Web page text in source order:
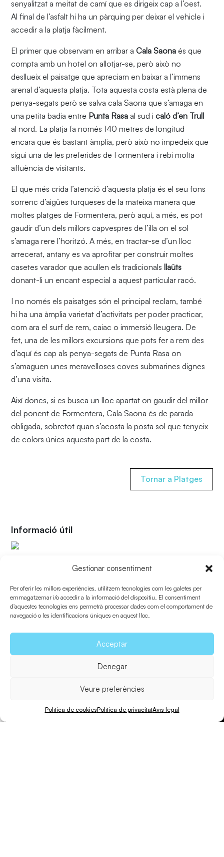
Gestionar consentiment
Per oferir les millors experiències, utilitzem tecnologies com les galetes per
emmagatzemar i/o accedir a la informació del dispositiu. El consentiment
d'aquestes tecnologies ens permetrà processar dades com el comportament de
navegació o les identificacions úniques en aquest lloc.
Acceptar
Denegar
Veure preferències
Política de cookiesPolítica de privacitatAvís legal
senyalitzat a meitat de camí que es dirigeix cap a l’oest.
Al final de l’asfalt hi ha un pàrquing per deixar el vehicle i
accedir a la platja fàcilment.
El primer que observam en arribar aCala Saonaés que
compta amb un hotel on allotjar-se, però això no
desllueix el paisatge que apreciam en baixar a l’immens
arenal d’aquesta platja. Tota aquesta costa està plena de
penya-segats però se salva cala Saona que s’amaga en
una petita badia entre Punta Rasa al sud icaló d’en Trull
al nord. La platja fa només 140 metres de longitud
encara que és bastant àmplia, però això no impedeix que
sigui una de les preferides de Formentera i rebi molta
afluència de visitants.
El que més crida l’atenció d’aquesta platja és el seu fons
sorrenc d’aigües turqueses de la mateixa manera que
moltes platges de Formentera, però aquí, a més, es pot
gaudir d’un dels millors capvespres de l’illa on el sol
s’amaga rere l’horitzó. A més, en tractar-se d’un lloc
arrecerat, antany es va aprofitar per construir moltes
casetes varador que acullen els tradicionalsllaüts
donant-li un encant especial a aquest particular racó.
I no només els paisatges són el principal reclam, també
hi ha una àmplia varietat d’activitats per poder practicar,
com ara el surf de rem, caiac o immersió lleugera. De
fet, una de les millors excursions que pots fer a rem des
d’aquí és cap als penya-segats de Punta Rasa on
s’amaguen unes meravelloses coves submarines dignes
d’una visita.
Així doncs, si es busca un lloc apartat on gaudir del millor
del ponent de Formentera, Cala Saona és de parada
obligada, sobretot quan s’acosta la posta sol que tenyeix
de colors únics aquesta part de la costa.
Tornar a Platges
Informació útil
Descàrregues
Guia de platges